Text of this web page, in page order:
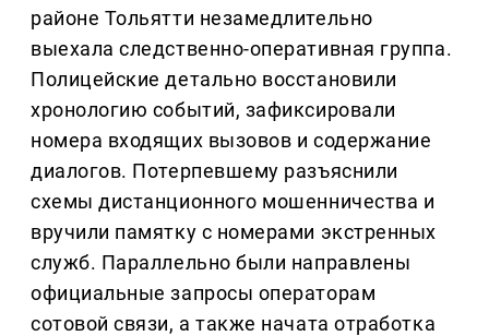
районе Тольятти незамедлительно
выехала следственно-оперативная группа.
Полицейские детально восстановили
хронологию событий, зафиксировали
номера входящих вызовов и содержание
диалогов. Потерпевшему разъяснили
схемы дистанционного мошенничества и
вручили памятку с номерами экстренных
служб. Параллельно были направлены
официальные запросы операторам
сотовой связи, а также начата отработка